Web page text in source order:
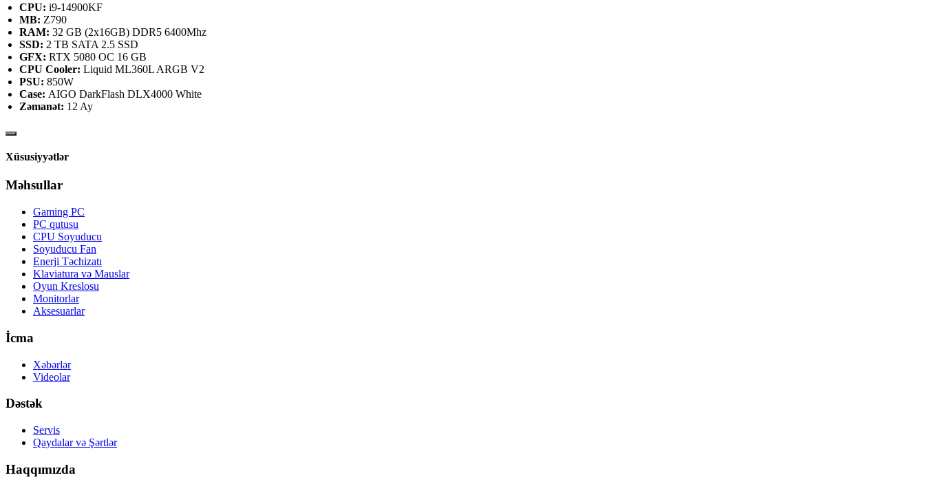
CPU: i9-14900KF
MB: Z790
RAM: 32 GB (2x16GB) DDR5 6400Mhz
SSD: 2 TB SATA 2.5 SSD
GFX: RTX 5080 OC 16 GB
CPU Cooler: Liquid ML360L ARGB V2
PSU: 850W
Case: AIGO DarkFlash DLX4000 White
Zəmanət: 12 Ay
Xüsusiyyətlər
Məhsullar
Gaming PC
PC qutusu
CPU Soyuducu
Soyuducu Fan
Enerji Təchizatı
Klaviatura və Mauslar
Oyun Kreslosu
Monitorlar
Aksesuarlar
İcma
Xəbərlər
Videolar
Dəstək
Servis
Qaydalar və Şərtlər
Haqqımızda